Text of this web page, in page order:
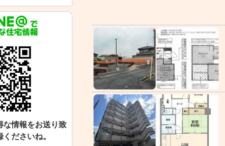
な情報をお送り致
ださいね。